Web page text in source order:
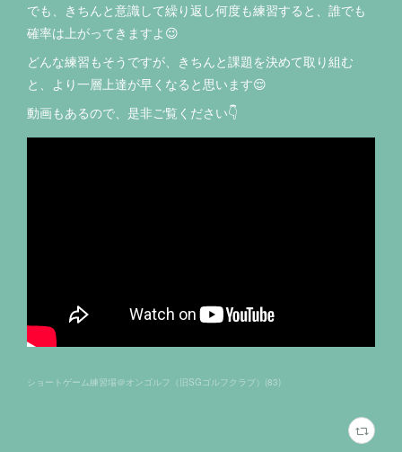
でも、きちんと意識して繰り返し何度も練習すると、誰でも
確率は上がってきますよ😉
どんな練習もそうですが、きちんと課題を決めて取り組む
と、より一層上達が早くなると思います😌
動画もあるので、是非ご覧ください👇
ショートゲーム練習場＠オンゴルフ（旧SGゴルフクラブ） (83)